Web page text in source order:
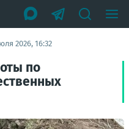
2026, 16:32
по